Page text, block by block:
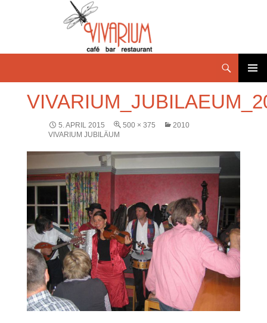
MENÜ
5. APRIL 2015 500 × 375
2010
VIVARIUM JUBILÄUM